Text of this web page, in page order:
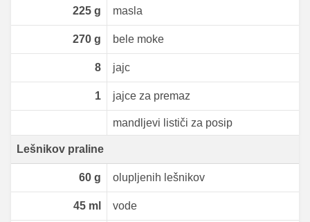
225g masla
270g bele moke
8 jajc
1 jajce za premaz
mandljevi lističi za posip
Lešnikov praline
60g olupljenih lešnikov
45ml vode